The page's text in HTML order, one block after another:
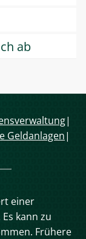
ab
Geldanlagen
einer
kann zu
Frühere